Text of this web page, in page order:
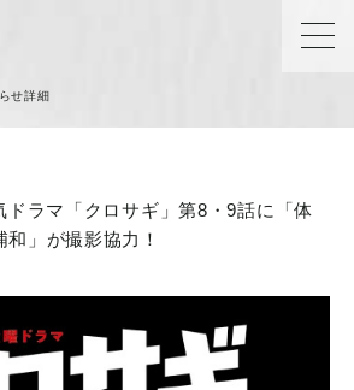
せ詳細
ドラマ「クロサギ」第8・9話に「体
」が撮影協力！